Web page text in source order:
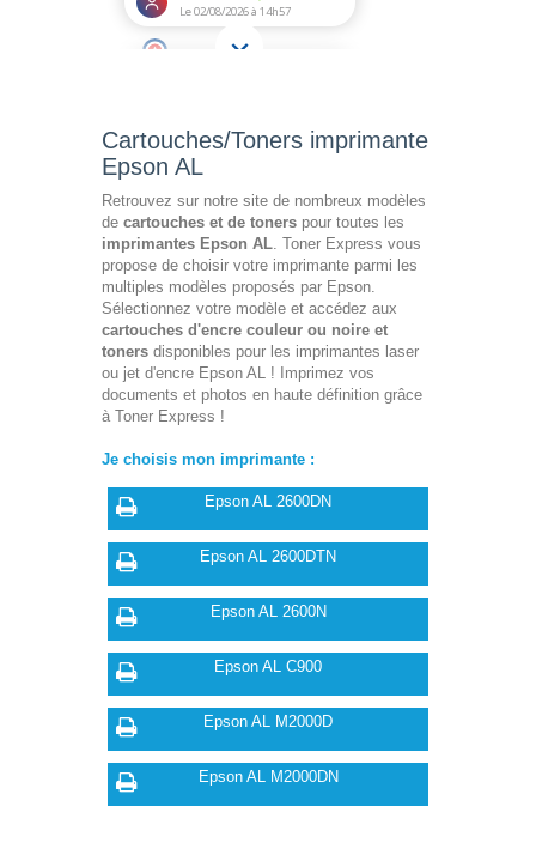
Cartouches/Toners imprimante
Epson AL
Retrouvez sur notre site de nombreux modèles
de cartouches et de toners pour toutes les
imprimantes Epson AL. Toner Express vous
propose de choisir votre imprimante parmi les
multiples modèles proposés par Epson.
Sélectionnez votre modèle et accédez aux
cartouches d'encre couleur ou noire et
toners disponibles pour les imprimantes laser
ou jet d'encre Epson AL ! Imprimez vos
documents et photos en haute définition grâce
à Toner Express !
Je choisis mon imprimante :
Epson AL 2600DN
Epson AL 2600DTN
Epson AL 2600N
Epson AL C900
Epson AL M2000D
Epson AL M2000DN